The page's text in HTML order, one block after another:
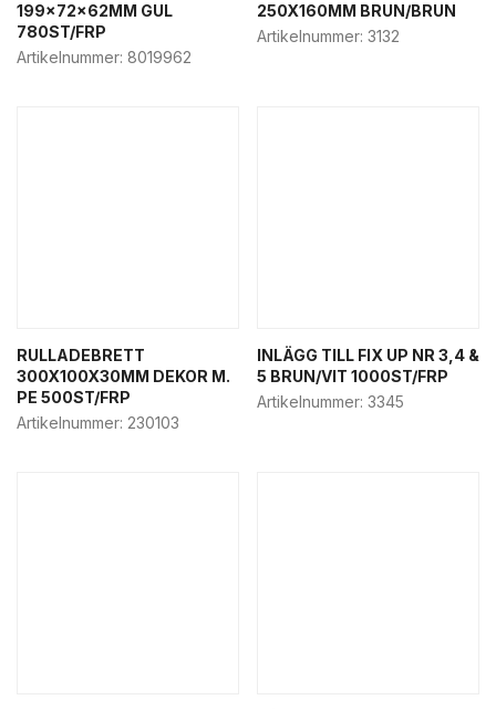
199x72x62MM GUL
780ST/FRP
Artikelnummer: 8019962
250X160MM BRUN/BRUN
Artikelnummer: 3132
RULLADEBRETT
300X100X30MM DEKOR M.
PE 500ST/FRP
Artikelnummer: 230103
INLÄGG TILL FIX UP NR 3,4 &
5 BRUN/VIT 1000ST/FRP
Artikelnummer: 3345